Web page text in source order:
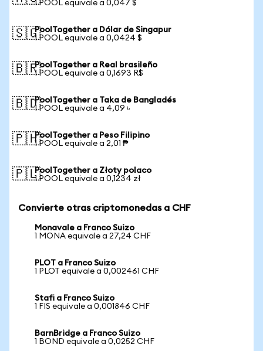
1 POOL equivale a 0,047 $
🇸🇬PoolTogether a Dólar de Singapur
1 POOL equivale a 0,0424 $
🇧🇷PoolTogether a Real brasileño
1 POOL equivale a 0,1693 R$
🇧🇩PoolTogether a Taka de Bangladés
1 POOL equivale a 4,09 ৳
🇵🇭PoolTogether a Peso Filipino
1 POOL equivale a 2,01 ₱
🇵🇱PoolTogether a Złoty polaco
1 POOL equivale a 0,1234 zł
Convierte otras criptomonedas a CHF
Monavale a Franco Suizo
1 MONA equivale a 27,24 CHF
PLOT a Franco Suizo
1 PLOT equivale a 0,002461 CHF
Stafi a Franco Suizo
1 FIS equivale a 0,001846 CHF
BarnBridge a Franco Suizo
1 BOND equivale a 0,0252 CHF